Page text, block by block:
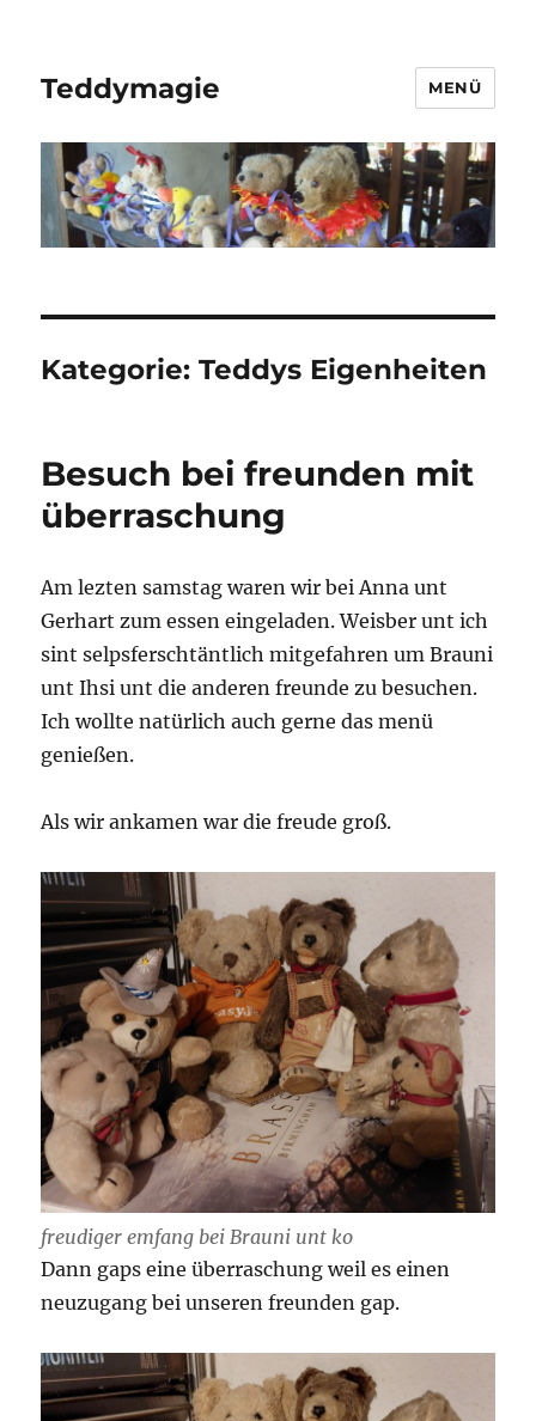
Teddymagie MENÜ
Kategorie:Teddys Eigenheiten
Besuch bei freunden mit
überraschung
Am lezten samstag waren wir bei Anna unt
Gerhart zum essen eingeladen. Weisber unt ich
sint selpsferschtäntlich mitgefahren um Brauni
unt Ihsi unt die anderen freunde zu besuchen.
Ich wollte natürlich auch gerne das menü
genießen.
Als wir ankamen war die freude groß.
freudiger emfang bei Brauni unt ko
Dann gaps eine überraschung weil es einen
neuzugang bei unseren freunden gap.